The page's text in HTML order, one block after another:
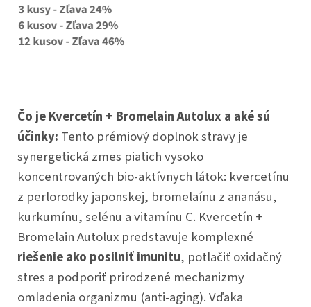
Čo je Kvercetín + Bromelain Autolux a aké sú
účinky: Tento prémiový doplnok stravy je
synergetická zmes piatich vysoko
koncentrovaných bio-aktívnych látok: kvercetínu
z perlorodky japonskej, bromelaínu z ananásu,
kurkumínu, selénu a vitamínu C. Kvercetín +
Bromelain Autolux predstavuje komplexné
riešenie ako posilniť imunitu, potlačiť oxidačný
stres a podporiť prirodzené mechanizmy
omladenia organizmu (anti-aging). Vďaka